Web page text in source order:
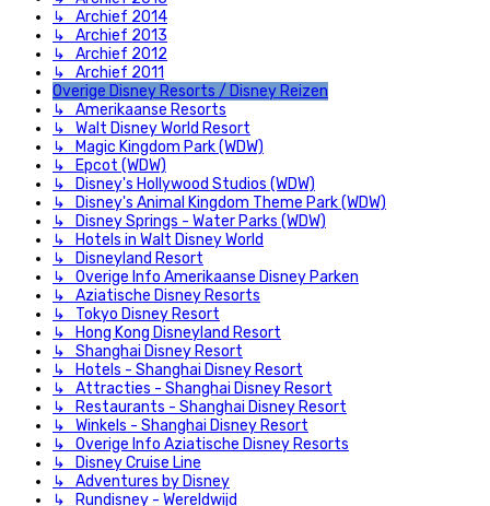
↳ Archief 2014
↳ Archief 2013
↳ Archief 2012
↳ Archief 2011
Overige Disney Resorts / Disney Reizen
↳ Amerikaanse Resorts
↳ Walt Disney World Resort
↳ Magic Kingdom Park (WDW)
↳ Epcot (WDW)
↳ Disney's Hollywood Studios (WDW)
↳ Disney's Animal Kingdom Theme Park (WDW)
↳ Disney Springs - Water Parks (WDW)
↳ Hotels in Walt Disney World
↳ Disneyland Resort
↳ Overige Info Amerikaanse Disney Parken
↳ Aziatische Disney Resorts
↳ Tokyo Disney Resort
↳ Hong Kong Disneyland Resort
↳ Shanghai Disney Resort
↳ Hotels - Shanghai Disney Resort
↳ Attracties - Shanghai Disney Resort
↳ Restaurants - Shanghai Disney Resort
↳ Winkels - Shanghai Disney Resort
↳ Overige Info Aziatische Disney Resorts
↳ Disney Cruise Line
↳ Adventures by Disney
↳ Rundisney - Wereldwijd